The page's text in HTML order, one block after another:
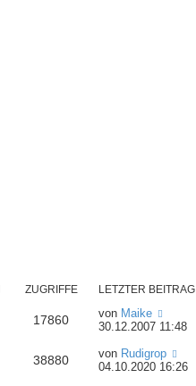
ZUGRIFFE LETZTER BEITRAG
17860 von Maike
30.12.2007 11:48
38880 von Rudigrop
04.10.2020 16:26